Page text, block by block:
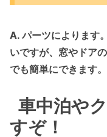
A. パーツによります
いですが、 窓やドア
でも簡単にできます。
車中泊や
すぞ！